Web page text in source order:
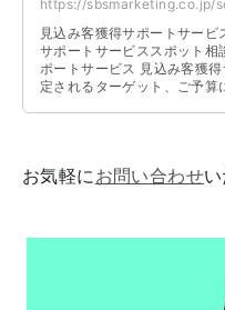
https://sbsmarketing.co.jp/
見込み客獲得サポートサー
サポートサービススポット相
ポートサービス 見込み客獲
定されるターゲット、ご予算
お気軽に お問い合わせ